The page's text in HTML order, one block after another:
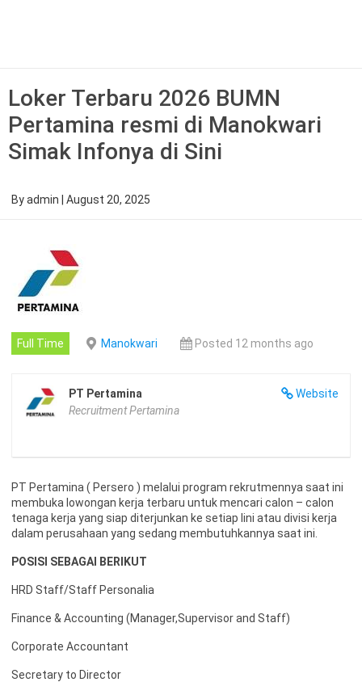
Loker Terbaru 2026 BUMN
Pertamina resmi di Manokwari
Simak Infonya di Sini
Byadmin August 20, 2025
Full Time Manokwari Posted 12 months ago
Website
PT Pertamina
Recruitment Pertamina
PT Pertamina ( Persero ) melalui program rekrutmennya saat ini
membuka lowongan kerja terbaru untuk mencari calon – calon
tenaga kerja yang siap diterjunkan ke setiap lini atau divisi kerja
dalam perusahaan yang sedang membutuhkannya saat ini.
POSISI SEBAGAI BERIKUT
HRD Staff/Staff Personalia
Finance & Accounting (Manager,Supervisor and Staff)
Corporate Accountant
Secretary to Director